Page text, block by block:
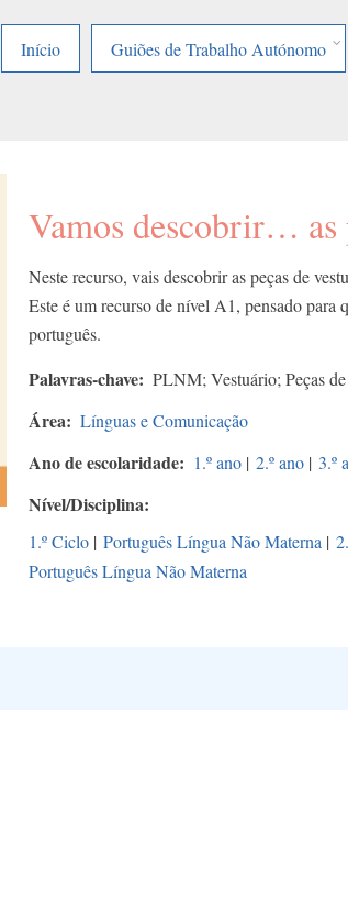
Início
Guiões de Trabalho Autónomo
Vamos descobrir… as
Neste recurso, vais descobrir as peças de
Este é um recurso de nível A1, pensado para
português.
Palavras-chave PLNM; Vestuário; Peças
Área Línguas e Comunicação
Ano de escolaridade 1.º ano | 2.º ano | 3.º
Nível/Disciplina
1.º Ciclo | Português Língua Não Materna |
Português Língua Não Materna